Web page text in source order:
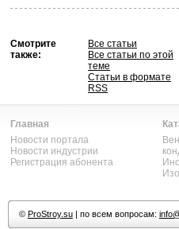
Смотрите
также:
Все статьи
Все статьи по этой
теме
Статьи в формате
RSS
Главная
Новости портала
Новости индустрии
Регистрация абонента
© ProStroy.su| по всем вопросам: